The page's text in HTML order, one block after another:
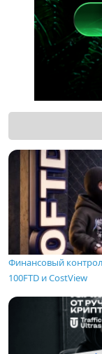
Финансовый
100FTD и CostView